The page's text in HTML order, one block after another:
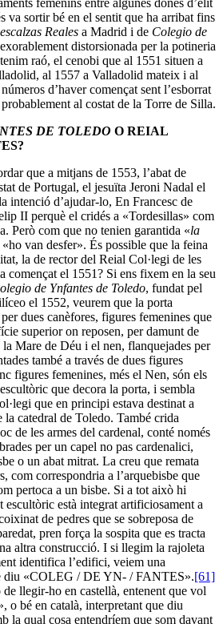
va sortir bé en el sentit que ha arribat fins
Reales a Madrid i de Colegio de
distorsionada per la potineria
raó, el cenobi que al 1551 situen a
al 1557 a Valladolid mateix i al
d’haver començat sent l’esborrat
al costat de la Torre de Silla.
DE TOLEDO O REIAL
que a mitjans de 1553, l’abat de
de Portugal, el jesuïta Jeroni Nadal el
intenció d’ajudar-lo, En Francesc de
II perquè el cridés a «Tordesillas» com
Però com que no tenien garantida «la
van desfer». És possible que la feina
la de rector del Reial Col·legi de les
començat el 1551? Si ens fixem en la seu
de Ynfantes de Toledo, fundat pel
el 1552, veurem que la porta
dues canèfores, figures femenines que
superior on reposen, per damunt de
Mare de Déu i el nen, flanquejades per
també a través de dues figures
figures femenines, més el Nen, són els
que decora la porta, i sembla
que en principi estava destinat a
la catedral de Toledo. També crida
de les armes del cardenal, conté només
per un capel no pas cardenalici,
o un abat mitrat. La creu que remata
com correspondria a l’arquebisbe que
pertoca a un bisbe. Si a tot això hi
escultòric està integrat artificiosament a
de pedres que se sobreposa de
pren força la sospita que es tracta
altra construcció. I si llegim la rajoleta
identifica l’edifici, veiem una
diu «COLEG / DE YN- / FANTES».[61]
llegir-ho en castellà, entenent que vol
o bé en català, interpretant que diu
la qual cosa entendríem que som davant